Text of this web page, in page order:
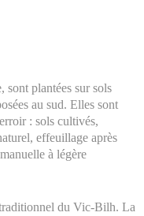
sont plantées sur sols
au sud. Elles sont
: sols cultivés,
effeuillage après
à légère
du Vic-Bilh. La